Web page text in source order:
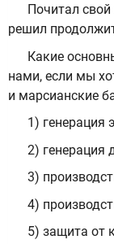
Почитал
решил
Какие
нами, если мы
и марсианские
1) генерация
2) генерация
3)
4)
5) защита от